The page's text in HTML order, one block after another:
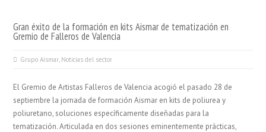
Gran éxito de la formación en kits Aismar de tematización en
Gremio de Falleros de Valencia
Grupo Aismar, Noticias del sector
El Gremio de Artistas Falleros de Valencia acogió el pasado 28 de
septiembre la jornada de formación Aismar en kits de poliurea y
poliuretano, soluciones específicamente diseñadas para la
tematización. Articulada en dos sesiones eminentemente prácticas,